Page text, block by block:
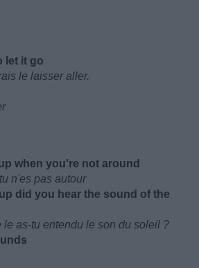
let it go
le laisser aller.
when you're not around
n'es pas autour
did you hear the sound of the
le as-tu entendu le son du soleil ?